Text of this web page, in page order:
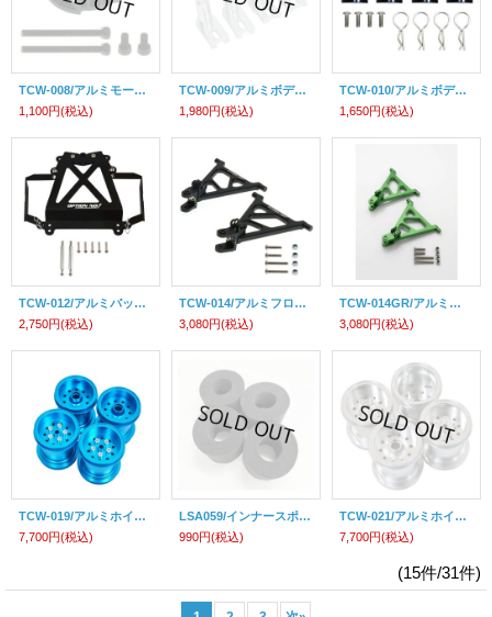
TCW-008/アルミモーターマウント/CC-01用
1,100円(税込)
TCW-009/アルミボディマウントポストセット(ミッドナイトパンプキン /58365/58547用)
1,980円(税込)
TCW-010/アルミボディマウントポストセット(ランチボックス/58347/58546/58575用)
1,650円(税込)
TCW-012/アルミバッテリーホルダー/CW-01用
2,750円(税込)
TCW-014/アルミフロントロアアームセット/CW-01・ホーネット・グラスホッパー用
3,080円(税込)
TCW-014GR/アルミフロントロアアームセット【グリーン】/CW-01・ホーネット・グラスホッパー用
3,080円(税込)
TCW-019/アルミホイールセット(1台分/ライトブルー)/CW-01用
7,700円(税込)
LSA059/インナースポンジ4個入/CW-01、WR-02、G6-01用
990円(税込)
TCW-021/アルミホイールセット(1台分/シルバー)/CW-01用
7,700円(税込)
(15件/31件)